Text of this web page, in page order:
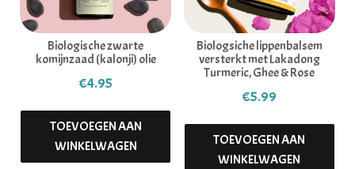
Biologische zwarte
komijnzaad (kalonji) olie
€4.95
TOEVOEGEN AAN
WINKELWAGEN
Biologsiche lippenbalsem
versterkt met Lakadong
Turmeric, Ghee & Rose
€5.99
TOEVOEGEN AAN
WINKELWAGEN